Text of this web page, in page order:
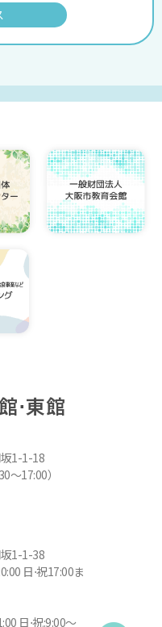
⋅東館
1-1-18
17:00）
1-1-38
日⋅祝17:00ま
日⋅祝:9:00～